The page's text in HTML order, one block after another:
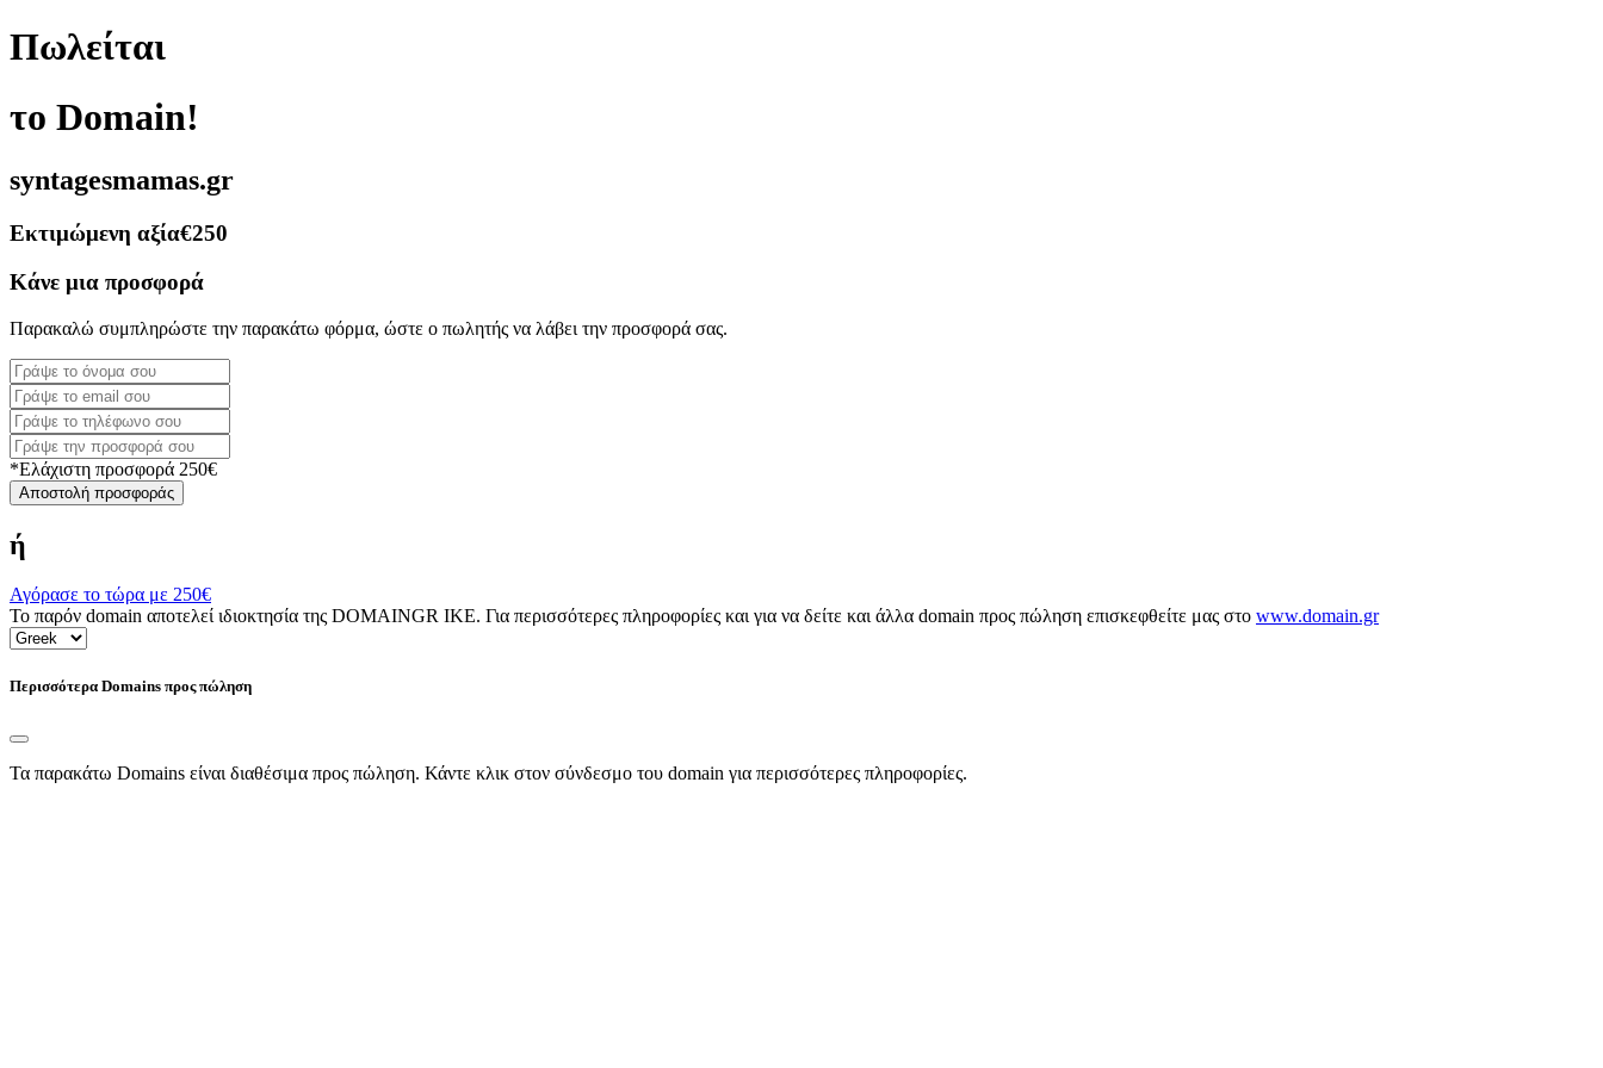
Πωλείται
το Domain!
syntagesmamas.gr
Εκτιμώμενη αξία€250
Κάνε μια προσφορά
Παρακαλώ συμπληρώστε την παρακάτω φόρμα, ώστε ο πωλητής να λάβει την προσφορά σας.
*Ελάχιστη προσφορά 250€
Αποστολή προσφοράς
ή
Αγόρασε το τώρα με 250€
Το παρόν domain αποτελεί ιδιοκτησία της DOMAINGR ΙΚΕ. Για περισσότερες πληροφορίες και για να δείτε και άλλα domain προς πώληση επισκεφθείτε μας στο www.domain.gr
Περισσότερα Domains προς πώληση
Τα παρακάτω Domains είναι διαθέσιμα προς πώληση. Κάντε κλικ στον σύνδεσμο του domain για περισσότερες πληροφορίες.